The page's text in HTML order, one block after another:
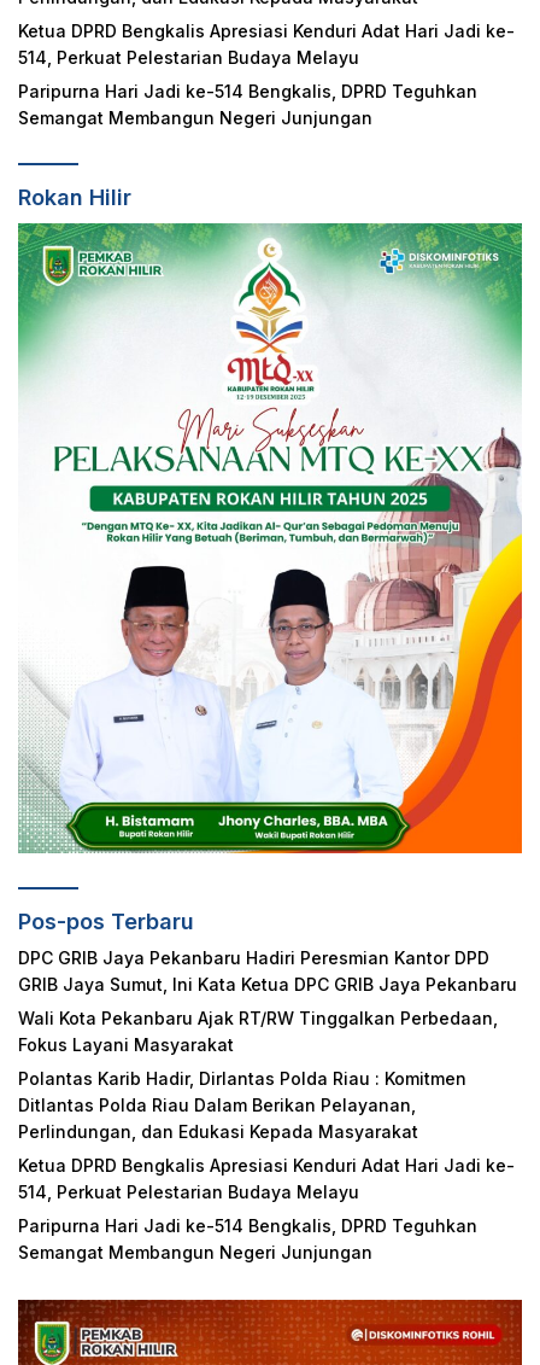
Ketua DPRD Bengkalis Apresiasi Kenduri Adat Hari Jadi ke-
514, Perkuat Pelestarian Budaya Melayu
Paripurna Hari Jadi ke-514 Bengkalis, DPRD Teguhkan
Semangat Membangun Negeri Junjungan
Rokan Hilir
Pos-pos Terbaru
DPC GRIB Jaya Pekanbaru Hadiri Peresmian Kantor DPD
GRIB Jaya Sumut, Ini Kata Ketua DPC GRIB Jaya Pekanbaru
Wali Kota Pekanbaru Ajak RT/RW Tinggalkan Perbedaan,
Fokus Layani Masyarakat
Polantas Karib Hadir, Dirlantas Polda Riau : Komitmen
Ditlantas Polda Riau Dalam Berikan Pelayanan,
Perlindungan, dan Edukasi Kepada Masyarakat
Ketua DPRD Bengkalis Apresiasi Kenduri Adat Hari Jadi ke-
514, Perkuat Pelestarian Budaya Melayu
Paripurna Hari Jadi ke-514 Bengkalis, DPRD Teguhkan
Semangat Membangun Negeri Junjungan